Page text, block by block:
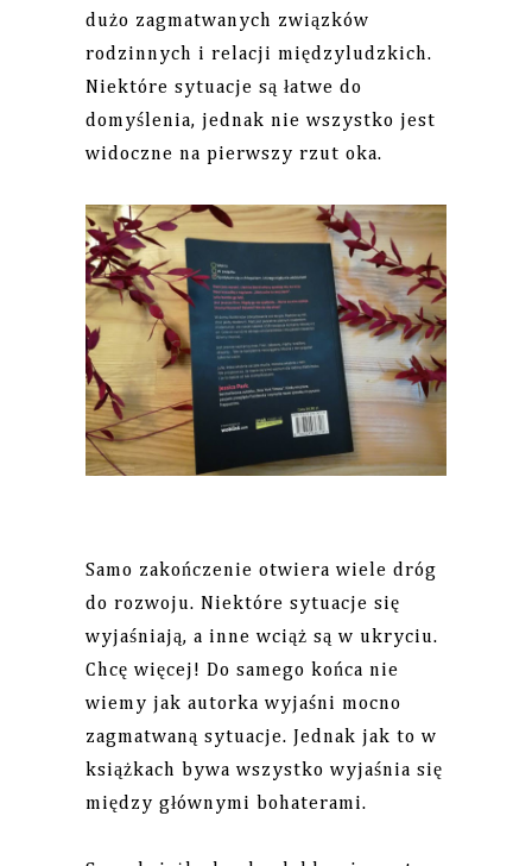
dużo zagmatwanych związków
rodzinnych i relacji międzyludzkich.
Niektóre sytuacje są łatwe do
domyślenia, jednak nie wszystko jest
widoczne na pierwszy rzut oka.
Samo zakończenie otwiera wiele dróg
do rozwoju. Niektóre sytuacje się
wyjaśniają, a inne wciąż są w ukryciu.
Chcę więcej! Do samego końca nie
wiemy jak autorka wyjaśni mocno
zagmatwaną sytuacje. Jednak jak to w
książkach bywa wszystko wyjaśnia się
między głównymi bohaterami.